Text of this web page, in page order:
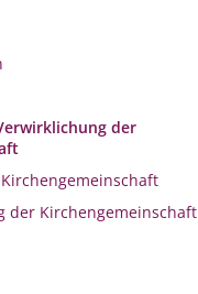
der
der Kirchengemeinschaft